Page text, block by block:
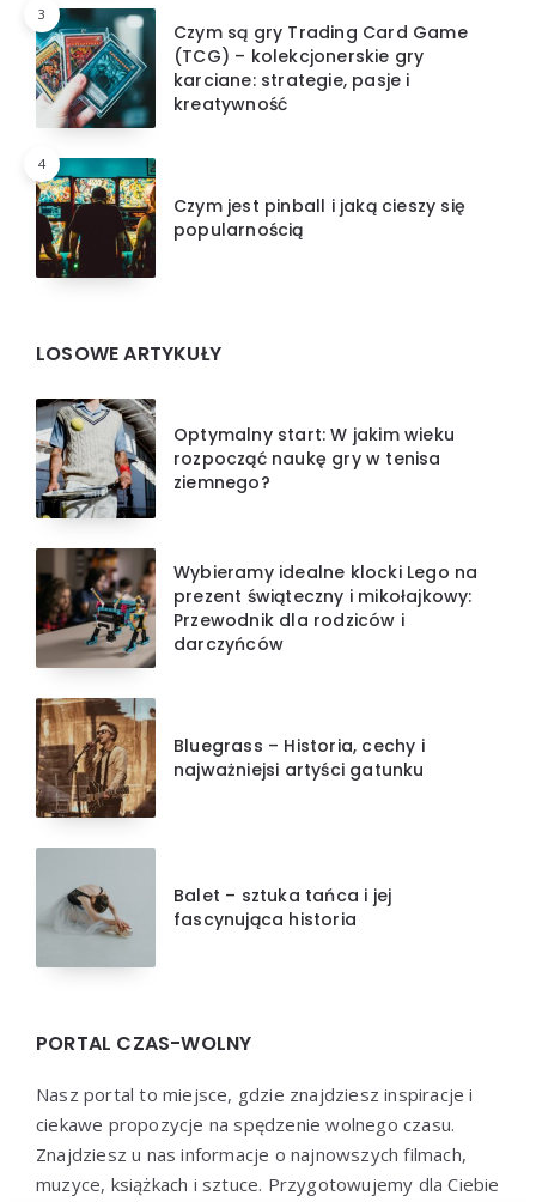
3
Czym są gry Trading Card Game
(TCG) – kolekcjonerskie gry
karciane: strategie, pasje i
kreatywność
4
Czym jest pinball i jaką cieszy się
popularnością
LOSOWE ARTYKUŁY
Optymalny start: W jakim wieku
rozpocząć naukę gry w tenisa
ziemnego?
Wybieramy idealne klocki Lego na
prezent świąteczny i mikołajkowy:
Przewodnik dla rodziców i
darczyńców
Bluegrass – Historia, cechy i
najważniejsi artyści gatunku
Balet – sztuka tańca i jej
fascynująca historia
PORTAL CZAS-WOLNY
Nasz portal to miejsce, gdzie znajdziesz inspiracje i
ciekawe propozycje na spędzenie wolnego czasu.
Znajdziesz u nas informacje o najnowszych filmach,
muzyce, książkach i sztuce. Przygotowujemy dla Ciebie